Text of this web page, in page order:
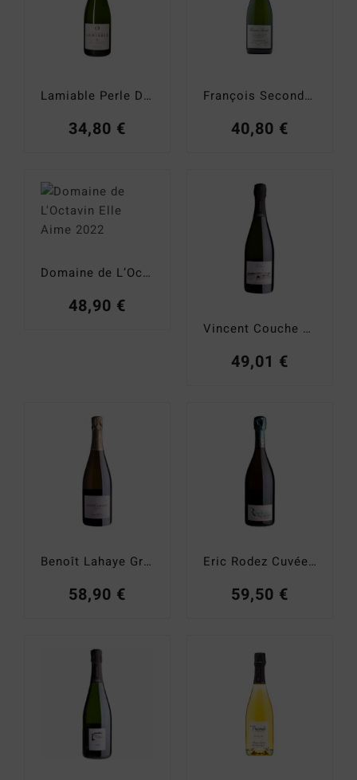
Lamiable Perle Demi-Sec Grand Cru
34,80 €
François Secondé Brut Grand Cru
40,80 €
Domaine de L’Octavin Elle Aime 2022
48,90 €
Vincent Couche Elégance
49,01 €
Benoît Lahaye Grand Cru Brut Nature
58,90 €
Eric Rodez Cuvée des Crayeres
59,50 €